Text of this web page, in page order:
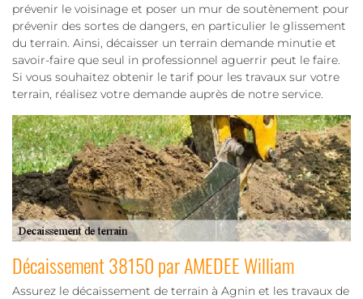
prévenir le voisinage et poser un mur de soutènement pour
prévenir des sortes de dangers, en particulier le glissement
du terrain. Ainsi, décaisser un terrain demande minutie et
savoir-faire que seul in professionnel aguerrir peut le faire.
Si vous souhaitez obtenir le tarif pour les travaux sur votre
terrain, réalisez votre demande auprès de notre service.
Décaissement 38150 par AMEDEE William
Assurez le décaissement de terrain à Agnin et les travaux de